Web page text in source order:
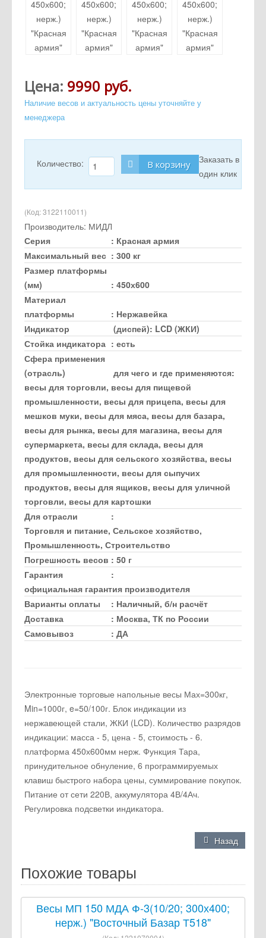
Цена: 9990 руб.
Наличие весов и актуальность цены уточняйте у
менеджера
Количество: В корзину
Заказать в
один клик
(Код:3122110011)
Производитель: МИДЛ
Серия
: Красная армия
Максимальный вес :300 кг
Размер платформы
(мм)
:450х600
Материал
платформы
: Нержавейка
Индикатор
(диспей): LCD (ЖКИ)
Стойка индикатора :есть
Сфера применения
(отрасль)
для чего и где применяются:
весы для торговли, весы для пищевой
промышленности, весы для прицепа, весы для
мешков муки, весы для мяса, весы для базара,
весы для рынка, весы для магазина, весы для
супермаркета, весы для склада, весы для
продуктов, весы для сельского хозяйства, весы
для промышленности, весы для сыпучих
продуктов, весы для ящиков, весы для уличной
торговли, весы для картошки
Для отрасли
:
Торговля и питание, Сельское хозяйство,
Промышленность, Строительство
Погрешность весов :50 г
Гарантия
:
официальная гарантия производителя
Варианты оплаты
: Наличный, б/н расчёт
Доставка
: Москва, ТК по России
Самовывоз
:ДА
Электронные торговые напольные весы Мах=300кг,
Min=1000г, e=50/100г. Блок индикации из
нержавеющей стали, ЖКИ (LCD). Количество разрядов
индикации: масса - 5, цена - 5, стоимость - 6.
платформа 450х600мм нерж. Функция Тара,
принудительное обнуление, 6 программируемых
клавиш быстрого набора цены, суммирование покупок.
Питание от сети 220В, аккумулятора 4В/4Ач.
Регулировка подсветки индикатора.
Назад
Похожие товары
Весы МП 150 МДА Ф-3(10/20; 300х400;
нерж.) "Восточный Базар Т518"